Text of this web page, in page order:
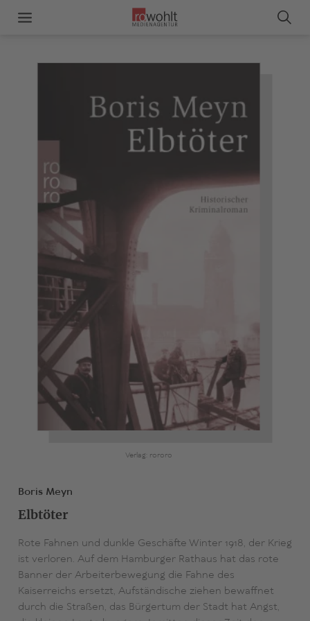
Verlag: rororo
Boris Meyn
Elbtöter
Rote Fahnen und dunkle Geschäfte Winter 1918, der Krieg
ist verloren. Auf dem Hamburger Rathaus hat das rote
Banner der Arbeiterbewegung die Fahne des
Kaiserreichs ersetzt, Aufständische ziehen bewaffnet
durch die Straßen, das Bürgertum der Stadt hat Angst,